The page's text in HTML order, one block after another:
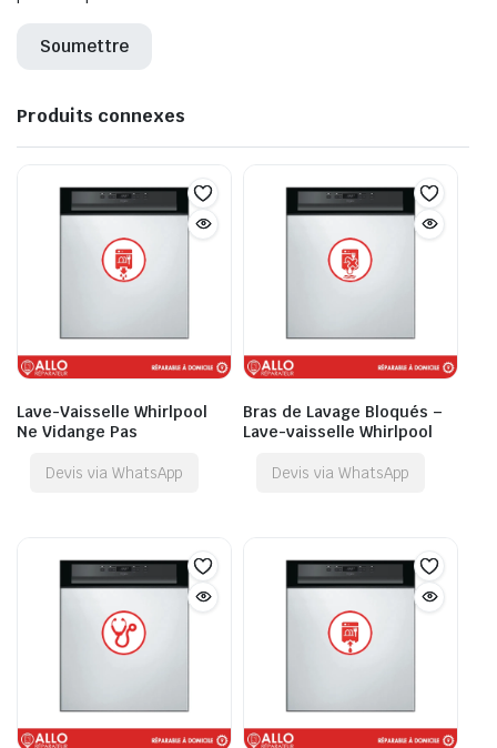
Produits connexes
Lave-Vaisselle Whirlpool
Ne Vidange Pas
Devis via WhatsApp
Bras de Lavage Bloqués –
Lave-vaisselle Whirlpool
Devis via WhatsApp